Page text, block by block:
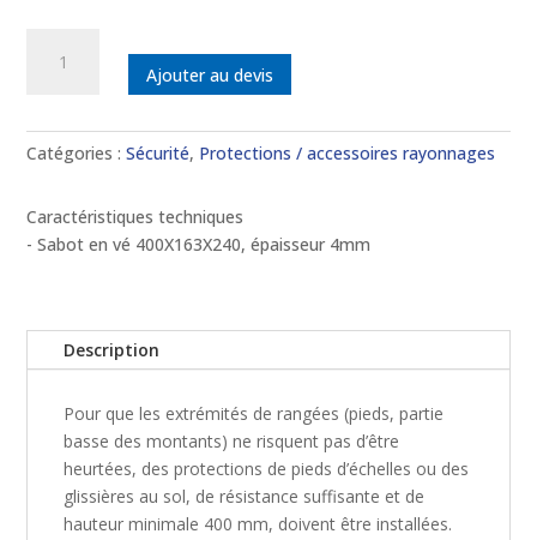
vé
Ajouter au devis
Catégories :Sécurité, Protections / accessoires rayonnages
Caractéristiques techniques
- Sabot en vé 400X163X240, épaisseur 4mm
Description
Pour que les extrémités de rangées (pieds, partie
basse des montants) ne risquent pas d’être
heurtées, des protections de pieds d’échelles ou des
glissières au sol, de résistance suffisante et de
hauteur minimale 400 mm, doivent être installées.